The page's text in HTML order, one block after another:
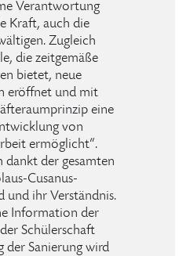
Verantwortung
Kraft, auch die
Zugleich
die zeitgemäße
bietet, neue
eröffnet und mit
eine
von
ermöglicht“.
dankt der gesamten
Cusanus-
und ihr Verständnis.
Information der
Schülerschaft
der Sanierung wird